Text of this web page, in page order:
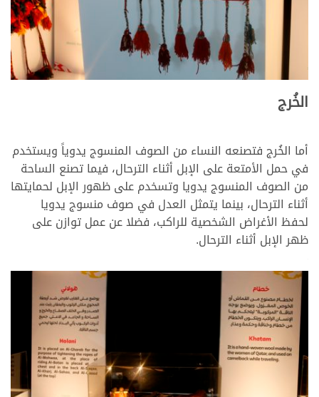
الخُرج
أما الخُرج فتصنعه النساء من الصوف المنسوج يدوياً ويستخدم
في حمل الأمتعة على الإبل أثناء الترحال، فيما تصنع الساحة
من الصوف المنسوج يدويا وتسخدم على ظهور الإبل لحمايتها
أثناء الترحال، بينما يتمثل العدل في صوف منسوج يدويا
لحفظ الأغراض الشخصية للراكب، فضلا عن عمل توازن على
ظهر الإبل أثناء الترحال.